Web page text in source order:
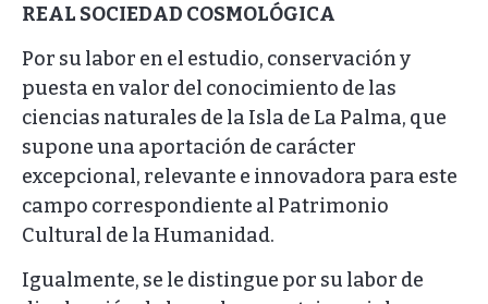
REAL SOCIEDAD COSMOLÓGICA
Por su labor en el estudio, conservación y
puesta en valor del conocimiento de las
ciencias naturales de la Isla de La Palma, que
supone una aportación de carácter
excepcional, relevante e innovadora para este
campo correspondiente al Patrimonio
Cultural de la Humanidad.
Igualmente, se le distingue por su labor de